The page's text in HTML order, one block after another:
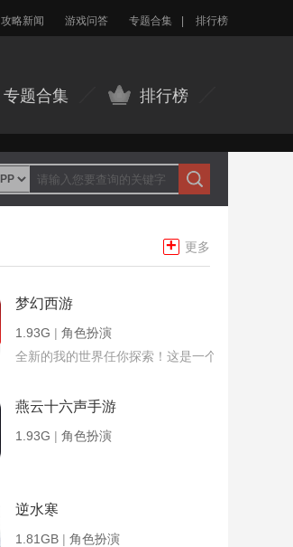
攻略新闻 游戏问答 专题合集 排行榜
专题合集 排行榜
+ 更多
梦幻西游
1.93G | 角色扮演
全新的我的世界任你探索！这是一个小提示字段。
燕云十六声手游
1.93G | 角色扮演
逆水寒
1.81GB | 角色扮演